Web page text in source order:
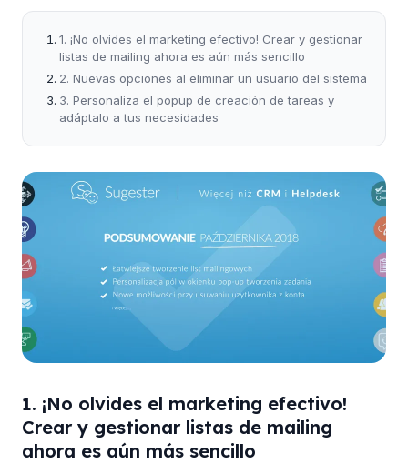
1. ¡No olvides el marketing efectivo! Crear y gestionar
listas de mailing ahora es aún más sencillo
2. Nuevas opciones al eliminar un usuario del sistema
3. Personaliza el popup de creación de tareas y
adáptalo a tus necesidades
1. ¡No olvides el marketing efectivo!
Crear y gestionar listas de mailing
ahora es aún más sencillo